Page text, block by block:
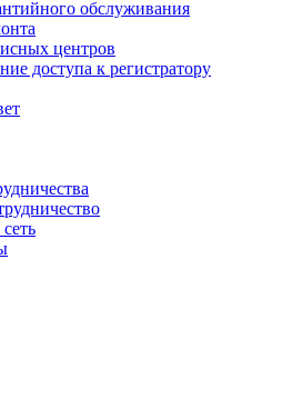
обслуживания
центров
доступа к регистратору